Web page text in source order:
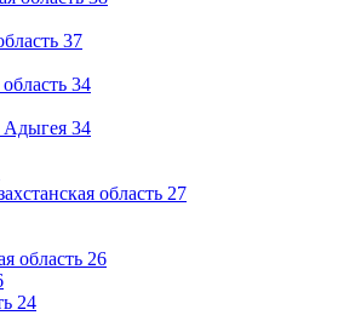
37
34
Адыгея 34
область 27
область 26
24